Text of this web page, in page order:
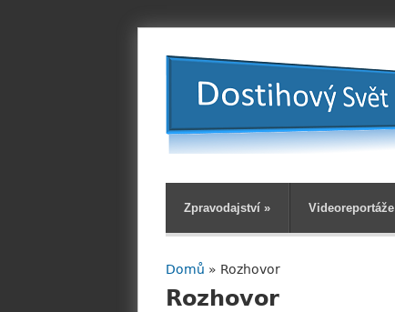
Zpravodajství » Videoreportáže
Jste zde
Domů » Rozhovor
Rozhovor